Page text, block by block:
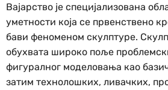
Вајарство је специјализована
уметности која се првенствено
бави феноменом скулптуре.
обухвата широко поље
фигуралног моделовања као
затим технолошких, ливачких,